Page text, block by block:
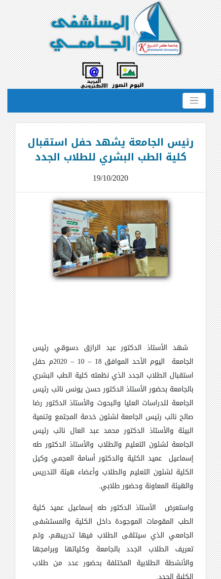
رئيس الجامعة يشهد حفل استقبال
كلية الطب البشري للطلاب الجدد
19/10/2020
شهد الأستاذ الدكتور عبد الرازق دسوقي رئيس
الجامعة اليوم الأحد الموافق 18
–
10
–
2020م حفل
استقبال الطلاب الجدد الذي نظمته كلية الطب البشري
بالجامعة بحضور الأستاذ الدكتور حسن يونس نائب رئيس
الجامعة للدراسات العليا والبحوث والأستاذ الدكتور رضا
صالح نائب رئيس الجامعة لشئون خدمة المجتمع وتنمية
البيئة والأستاذ الدكتور محمد عبد العال نائب رئيس
الجامعة لشئون التعليم والطلاب والأستاذ الدكتور طه
إسماعيل عميد الكلية والدكتور أسامة العجمي وكيل
الكلية لشئون التعليم والطلاب وأعضاء هيئة التدريس
والهيئة المعاونة وحضور طلابي.
واستعرض
الأستاذ الدكتور طه إسماعيل عميد كلية
الطب المقومات الموجودة داخل الكلية والمستشفى
الجامعي الذي سيتلقى الطلاب فيها تدريبهم، وتم
تعريف الطلاب الجدد بالجامعة وكلياتها وبرامجها
والأنشطة الطلابية المختلفة بحضور عدد من طلاب